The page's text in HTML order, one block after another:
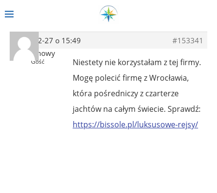
2018-12-27 o 15:49
#153341
Anonimowy
Gość
Niestety nie korzystałam z tej firmy.
Mogę polecić firmę z Wrocławia,
która pośredniczy z czarterze
jachtów na całym świecie. Sprawdź:
https://bissole.pl/luksusowe-rejsy/